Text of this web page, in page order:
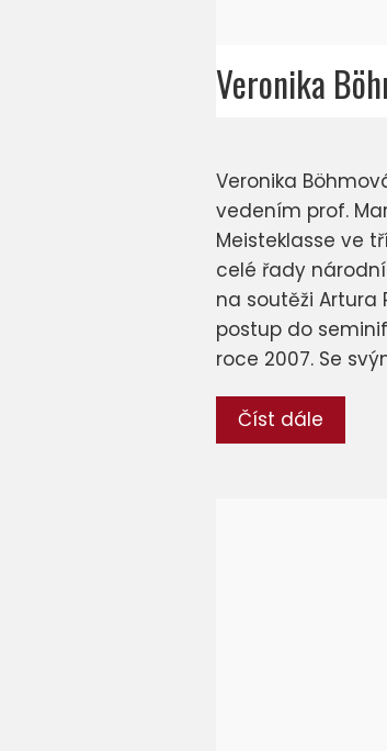
Veronika
Veronika
vedením prof.
Meisteklasse ve
celé řady
na soutěži Artura
postup do
roce 2007. Se
Číst dále